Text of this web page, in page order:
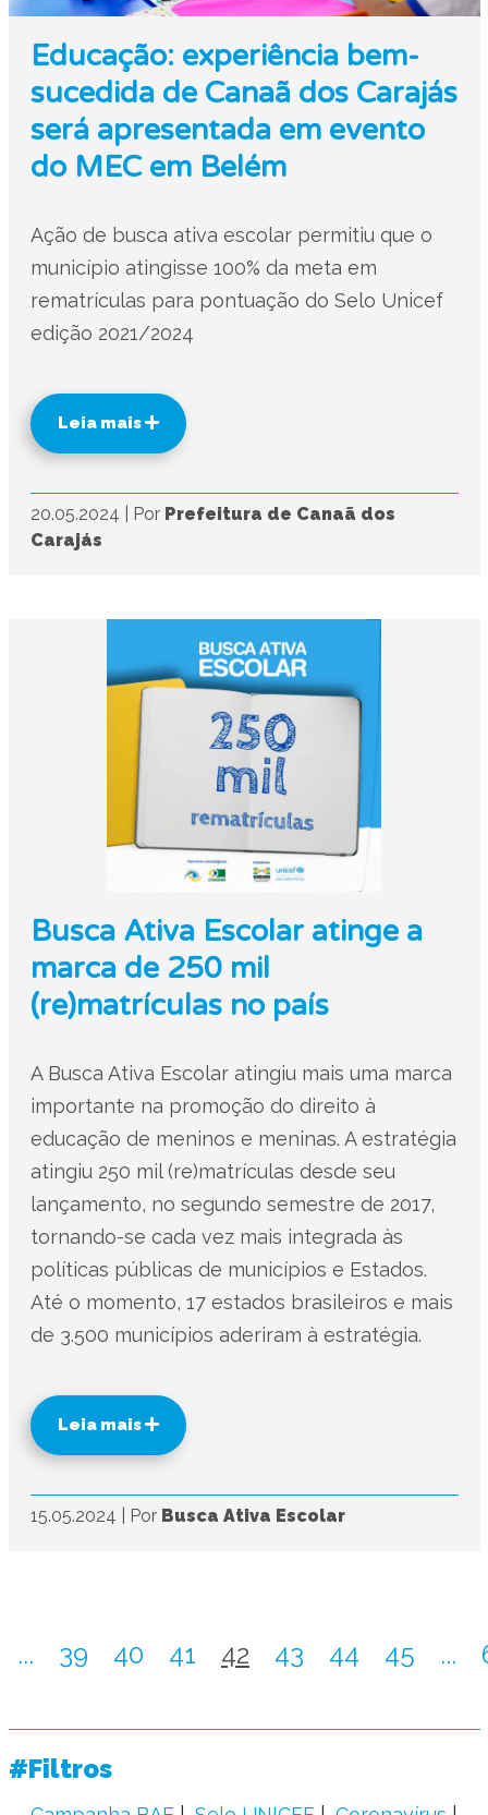
Educação: experiência bem-
sucedida de Canaã dos Carajás
será apresentada em evento
do MEC em Belém
Ação de busca ativa escolar permitiu que o
município atingisse 100% da meta em
rematrículas para pontuação do Selo Unicef
edição 2021/2024
Leia mais
20.05.2024 Por Prefeitura de Canaã dos
Carajás
Busca Ativa Escolar atinge a
marca de 250 mil
(re)matrículas no país
A Busca Ativa Escolar atingiu mais uma marca
importante na promoção do direito à
educação de meninos e meninas. A estratégia
atingiu 250 mil (re)matrículas desde seu
lançamento, no segundo semestre de 2017,
tornando-se cada vez mais integrada às
políticas públicas de municípios e Estados.
Até o momento, 17 estados brasileiros e mais
de 3.500 municípios aderiram à estratégia.
Leia mais
15.05.2024 Por Busca Ativa Escolar
... 39 40 41 42 43 44 45 ...
#Filtros